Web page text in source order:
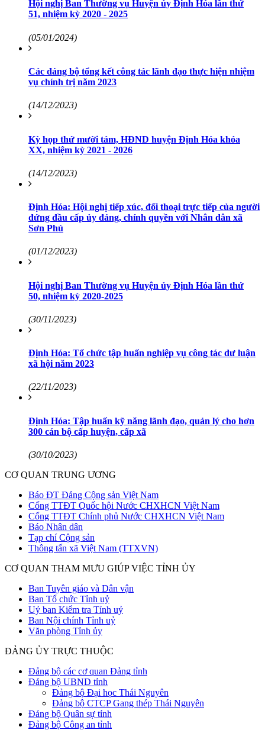
Hội nghị Ban Thường vụ Huyện ủy Định Hóa lần thứ
51, nhiệm kỳ 2020 - 2025
(05/01/2024)
Các đảng bộ tổng kết công tác lãnh đạo thực hiện nhiệm
vụ chính trị năm 2023
(14/12/2023)
Kỳ họp thứ mười tám, HĐND huyện Định Hóa khóa
XX, nhiệm kỳ 2021 - 2026
(14/12/2023)
Định Hóa: Hội nghị tiếp xúc, đối thoại trực tiếp của người
đứng đầu cấp ủy đảng, chính quyền với Nhân dân xã
Sơn Phú
(01/12/2023)
Hội nghị Ban Thường vụ Huyện ủy Định Hóa lần thứ
50, nhiệm kỳ 2020-2025
(30/11/2023)
Định Hóa: Tổ chức tập huấn nghiệp vụ công tác dư luận
xã hội năm 2023
(22/11/2023)
Định Hóa: Tập huấn kỹ năng lãnh đạo, quản lý cho hơn
300 cán bộ cấp huyện, cấp xã
(30/10/2023)
CƠ QUAN TRUNG ƯƠNG
Báo ĐT Đảng Cộng sản Việt Nam
Cổng TTĐT Quốc hội Nước CHXHCN Việt Nam
Cổng TTĐT Chính phủ Nước CHXHCN Việt Nam
Báo Nhân dân
Tạp chí Cộng sản
Thông tấn xã Việt Nam (TTXVN)
CƠ QUAN THAM MƯU GIÚP VIỆC TỈNH ỦY
Ban Tuyên giáo và Dân vận
Ban Tổ chức Tỉnh uỷ
Uỷ ban Kiểm tra Tỉnh uỷ
Ban Nội chính Tỉnh uỷ
Văn phòng Tỉnh ủy
ĐẢNG ỦY TRỰC THUỘC
Đảng bộ các cơ quan Đảng tỉnh
Đảng bộ UBND tỉnh
Đảng bộ Đại học Thái Nguyên
Đảng bộ CTCP Gang thép Thái Nguyên
Đảng bộ Quân sự tỉnh
Đảng bộ Công an tỉnh